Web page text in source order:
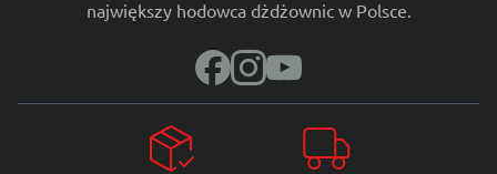
największy hodowca dżdżownic w Polsce.